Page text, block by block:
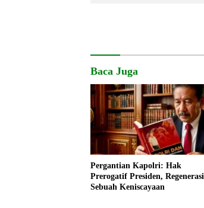
Baca Juga
Pergantian Kapolri: Hak
Prerogatif Presiden, Regenerasi
Sebuah Keniscayaan